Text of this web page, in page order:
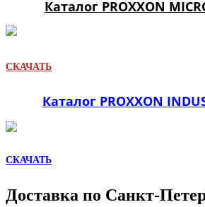
Каталог PROXXON
СКАЧАТЬ
Каталог PROXXON
СКАЧАТЬ
Доставка по Санкт-